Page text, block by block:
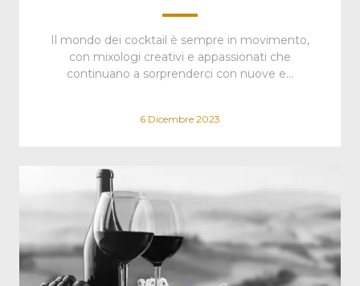
Il mondo dei cocktail è sempre in movimento,
con mixologi creativi e appassionati che
continuano a sorprenderci con nuove e…
6 Dicembre 2023